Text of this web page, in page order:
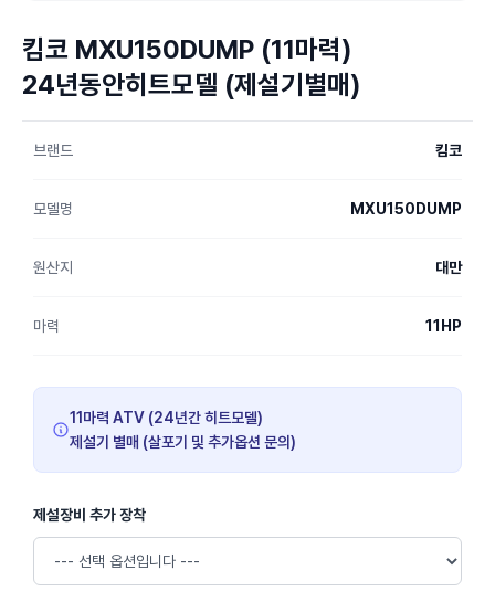
킴코 MXU150DUMP (11마력)
24년동안히트모델 (제설기별매)
브랜드 킴코
모델명 MXU150DUMP
원산지 대만
마력 11HP
11마력 ATV (24년간 히트모델)
제설기 별매 (살포기 및 추가옵션 문의)
제설장비 추가 장착